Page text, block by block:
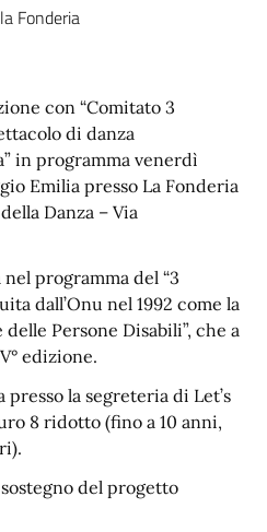
Fonderia
con “Comitato 3
di danza
in programma venerdì
Emilia presso La Fonderia
Danza – Via
programma del “3
dall’Onu nel 1992 come la
Persone Disabili”, che a
edizione.
la segreteria di Let’s
8 ridotto (fino a 10 anni,
del progetto